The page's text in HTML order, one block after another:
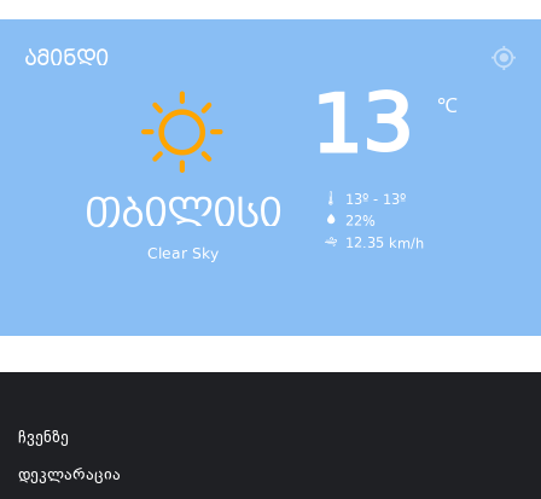
ამინდი
თბილისი
Clear Sky
13 ℃
13º - 13º
22%
12.35 km/h
ჩვენზე
დეკლარაცია